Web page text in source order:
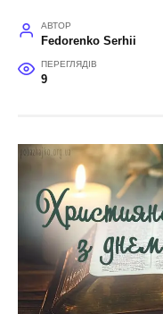
АВТОР
Fedorenko Serhii
ПЕРЕГЛЯДІВ
9